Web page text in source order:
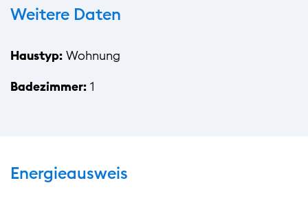
Weitere Daten
Haustyp: Wohnung
Badezimmer: 1
Energieausweis